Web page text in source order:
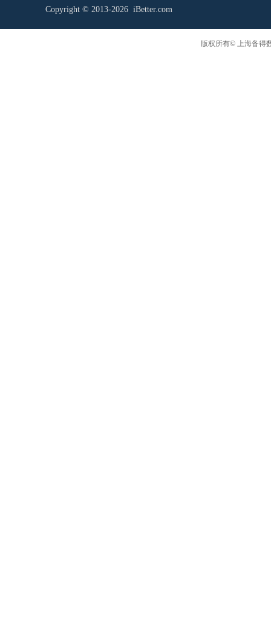
Copyright © 2013-2026 iBetter.com
版权所有© 上海备得